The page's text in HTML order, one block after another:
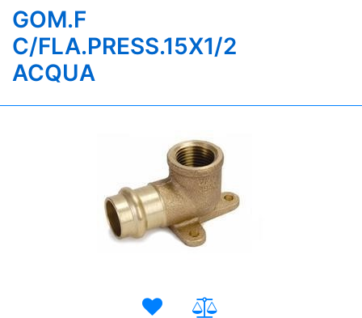
GOM.F
C/FLA.PRESS.15X1/2
ACQUA